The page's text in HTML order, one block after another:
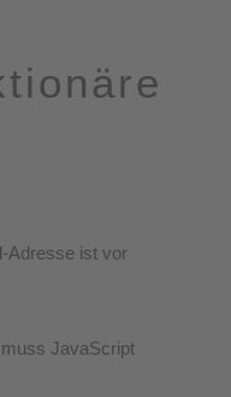
Adresse ist vor
JavaScript